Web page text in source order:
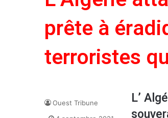
prête à
terroristes
L’
Ouest Tribune